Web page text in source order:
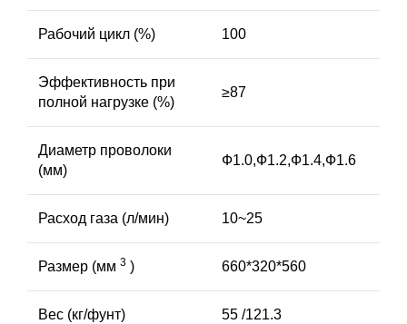
Рабочий цикл (%) 100
Эффективность при
полной нагрузке (%)
≥87
Диаметр проволоки
(мм)
Ф1.0,Ф1.2,Ф1.4,Ф1.6
Расход газа (л/мин) 10~25
Размер (мм 3 ) 660*320*560
Вес (кг/фунт) 55 /121.3